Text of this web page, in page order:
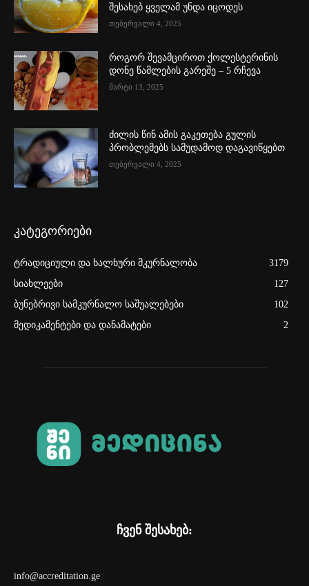
შესახებ ყველამ უნდა იცოდეს
თებერვალი 4, 2025
როგორ შევამციროთ ქოლესტერინის
დონე წამლების გარეშე – 5 რჩევა
მარტი 13, 2025
ძილის წინ ამის გაკეთება გულის
პრობლემებს სამუდამოდ დაგავიწყებთ
თებერვალი 4, 2025
კატეგორიები
ტრადიციული და ხალხური მკურნალობა
3179
სიახლეები
127
ბუნებრივი სამკურნალო საშუალებები
102
მედიკამენტები და დანამატები
2
ჩვენ შესახებ:
info@accreditation.ge